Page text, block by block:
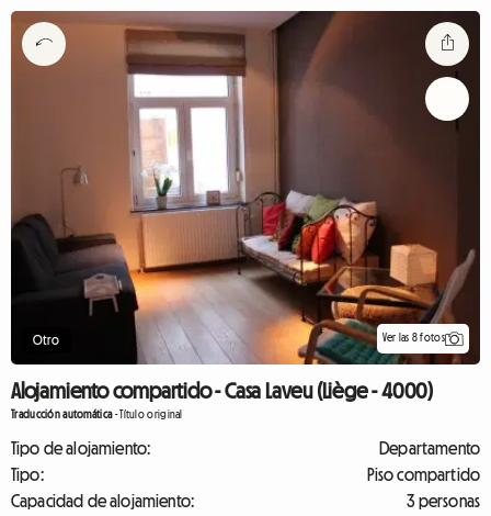
Otro Ver las 8 fotos
Alojamiento compartido - Casa Laveu (Liège - 4000)
Traducción automática-Título original
Tipo de alojamiento:
Departamento
Tipo:
Piso compartido
Capacidad de alojamiento:
3 personas